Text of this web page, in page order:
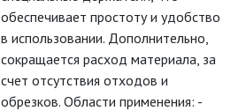
ТРУБЫ ГОФРИРОВАННЫЕ ПВХ
ТРУБЫ ГОФРИРОВАННЫЕ ПНД
обеспечивает простоту и удобство
в использовании. Дополнительно,
сокращается расход материала, за
счет отсутствия отходов и
обрезков. Области применения: -